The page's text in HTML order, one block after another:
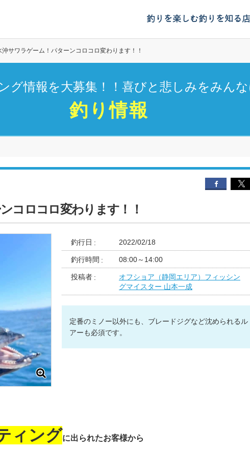
釣りを楽しむ釣りを知る
沖サワラゲーム！パターンコロコロ変わります！！
グ情報を大募集！！喜びと悲しみをみんな
釣り情報
コロコロ変わります！！
釣行日 2022/02/18
釣行時間 08:00～14:00
投稿者
オフショア（静岡エリア）フィッシン
グマイスター 山本一成
定番のミノー以外にも、ブレードジグなど沈められるル
アーも必須です。
ィングに出られたお客様から